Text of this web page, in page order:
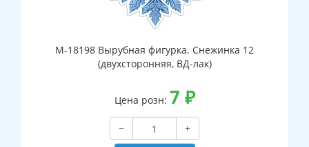
М-18198 Вырубная фигурка. Снежинка 12
(двухсторонняя, ВД-лак)
Цена розн: 7 ₽
−
+